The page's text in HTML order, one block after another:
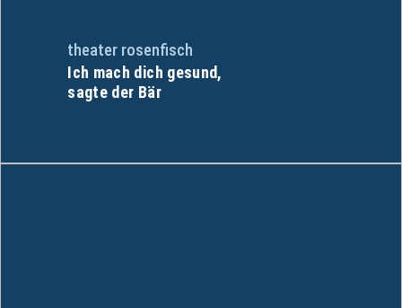
theater rosenfisch
Ich mach dich gesund,
sagte der Bär